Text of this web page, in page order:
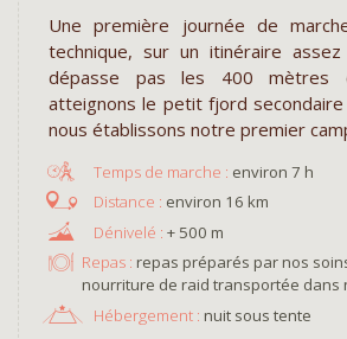
Une première journée de
technique, sur un itinéraire
dépasse pas les 400 mètres
atteignons le petit fjord secondaire
nous établissons notre premier
environ 7 h
environ 16 km
+ 500 m
Repas : repas préparés par nos
nourriture de raid transportée dans
Hébergement : nuit sous tente